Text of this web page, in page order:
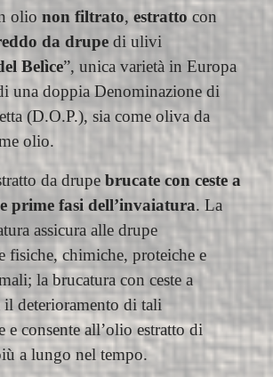
olio non filtrato, estratto con
da drupe di ulivi
Belìce”, unica varietà in Europa
una doppia Denominazione di
(D.O.P.), sia come oliva da
olio.
da drupe brucate con ceste a
prime fasi dell’invaiatura. La
assicura alle drupe
fisiche, chimiche, proteiche e
la brucatura con ceste a
il deterioramento di tali
e consente all’olio estratto di
a lungo nel tempo.